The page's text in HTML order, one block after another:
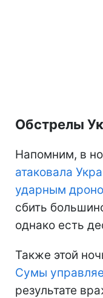
Обстрелы
Напомним, в
атаковала
ударным
сбить
однако есть
Также этой
Сумы
результате